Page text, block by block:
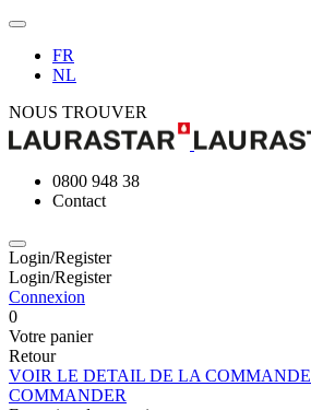
FR
NL
NOUS TROUVER
0800 948 38
Contact
Login/Register
Login/Register
Connexion
0
Votre panier
Retour
VOIR LE DETAIL DE LA COMMANDE
COMMANDER